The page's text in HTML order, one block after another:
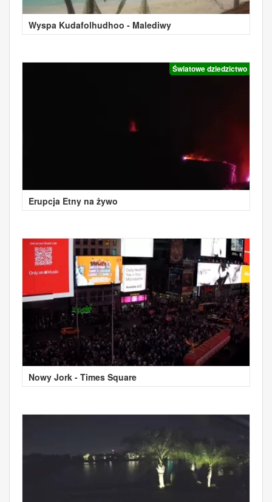
Wyspa Kudafolhudhoo - Malediwy
Światowe dziedzictwo
Erupcja Etny na żywo
Nowy Jork - Times Square